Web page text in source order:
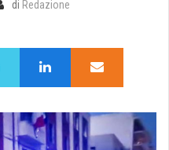
di Redazione